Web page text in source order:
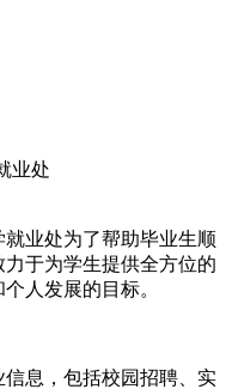
业处
业处为了帮助毕业生顺
于为学生提供全方位的
人发展的目标。
息，包括校园招聘、实